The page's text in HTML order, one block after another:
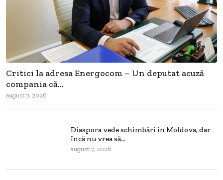
Critici la adresa Energocom – Un deputat acuză
compania că...
august 7, 2026
Diaspora vede schimbări în Moldova, dar
încă nu vrea să...
august 7, 2026